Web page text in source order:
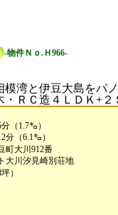
-物件Ｎｏ.Ｈ966-
模湾と伊豆大島をパ
ＲＣ造４ＬＤＫ+２
（1.7㌔）
（6.1㌔）
町大川912番
大川汐見崎別荘地
坪）